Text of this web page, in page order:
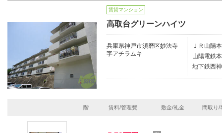
賃貸マンション
高取台グリーンハイツ
兵庫県神戸市須磨区妙法寺
字アチラムキ
ＪＲ山陽
山陽電鉄
地下鉄西
階 賃料/管理費 敷金/礼金 間取り/